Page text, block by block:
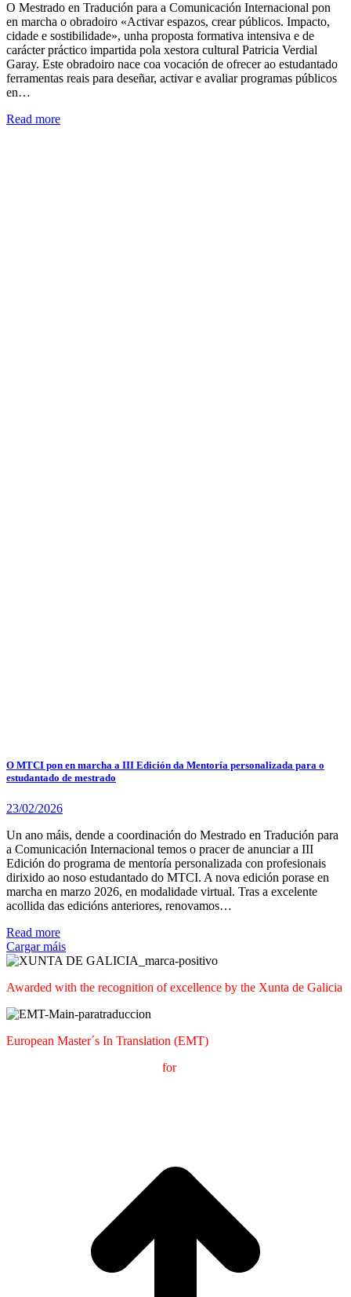
O Mestrado en Tradución para a Comunicación Internacional pon
en marcha o obradoiro «Activar espazos, crear públicos. Impacto,
cidade e sostibilidade», unha proposta formativa intensiva e de
carácter práctico impartida pola xestora cultural Patricia Verdial
Garay. Este obradoiro nace coa vocación de ofrecer ao estudantado
ferramentas reais para deseñar, activar e avaliar programas públicos
en…
Read more
O MTCI pon en marcha a III Edición da Mentoría personalizada para o
estudantado de mestrado
23/02/2026
Un ano máis, dende a coordinación do Mestrado en Tradución para
a Comunicación Internacional temos o pracer de anunciar a III
Edición do programa de mentoría personalizada con profesionais
dirixido ao noso estudantado do MTCI. A nova edición porase en
marcha en marzo 2026, en modalidade virtual. Tras a excelente
acollida das edicións anteriores, renovamos…
Read more
Cargar máis
Awarded with the recognition of excellence by the Xunta de Galicia
European Master´s In Translation (EMT)
forInternational